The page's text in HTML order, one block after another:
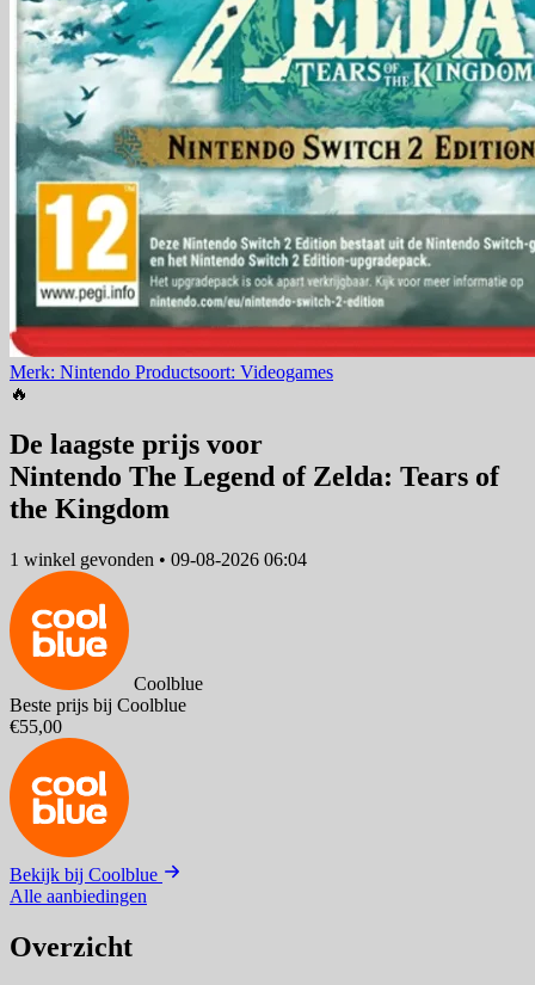
Merk: Nintendo Productsoort: Videogames
🔥
De laagste prijs voor
Nintendo The Legend of Zelda: Tears of
the Kingdom
1 winkel gevonden • 09-08-2026 06:04
Coolblue
Beste prijs bij Coolblue
€55,00
Bekijk bij Coolblue
Alle aanbiedingen
Overzicht